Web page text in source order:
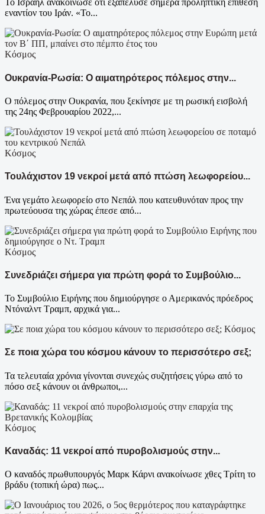
Το Ισραήλ ανακοίνωσε ότι εξαπέλυσε σήμερα προληπτική επίθεση
εναντίον του Ιράν. «Το...
Κόσμος
Ουκρανία-Ρωσία: Ο αιματηρότερος πόλεμος στην...
Ο πόλεμος στην Ουκρανία, που ξεκίνησε με τη ρωσική εισβολή
της 24ης Φεβρουαρίου 2022,...
Κόσμος
Τουλάχιστον 19 νεκροί μετά από πτώση λεωφορείου...
Ένα γεμάτο λεωφορείο στο Νεπάλ που κατευθυνόταν προς την
πρωτεύουσα της χώρας έπεσε από...
Κόσμος
Συνεδριάζει σήμερα για πρώτη φορά το Συμβούλιο...
Το Συμβούλιο Ειρήνης που δημιούργησε ο Αμερικανός πρόεδρος
Ντόναλντ Τραμπ, αρχικά για...
Κόσμος
Σε ποια χώρα του κόσμου κάνουν το περισσότερο σεξ;
Τα τελευταία χρόνια γίνoνται συνεχώς συζητήσεις γύρω από το
πόσο σεξ κάνουν οι άνθρωποι,...
Κόσμος
Καναδάς: 11 νεκροί από πυροβολισμούς στην...
Ο καναδός πρωθυπουργός Μαρκ Κάρνι ανακοίνωσε χθες Τρίτη το
βράδυ (τοπική ώρα) πως...